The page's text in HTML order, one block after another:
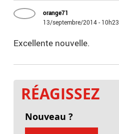
orange71
13/septembre/2014 - 10h23
Excellente nouvelle.
RÉAGISSEZ
Nouveau ?